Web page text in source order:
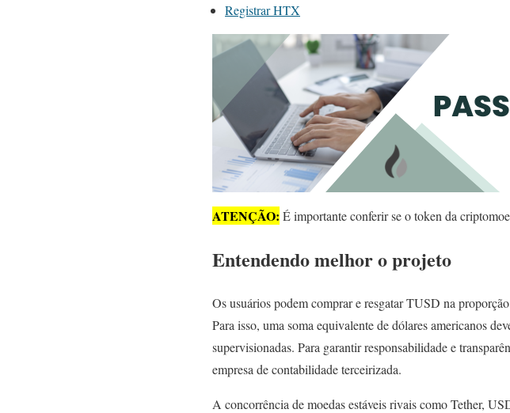
Registrar HTX
ATENÇÃO: É importante conferir se o token da
Entendendo melhor o projeto
Os usuários podem comprar e resgatar TUSD na
Para isso, uma soma equivalente de dólares americanos
supervisionadas. Para garantir responsabilidade e
empresa de contabilidade terceirizada.
A concorrência de moedas estáveis rivais como Tether,